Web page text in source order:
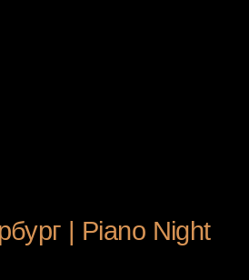
| Piano Night